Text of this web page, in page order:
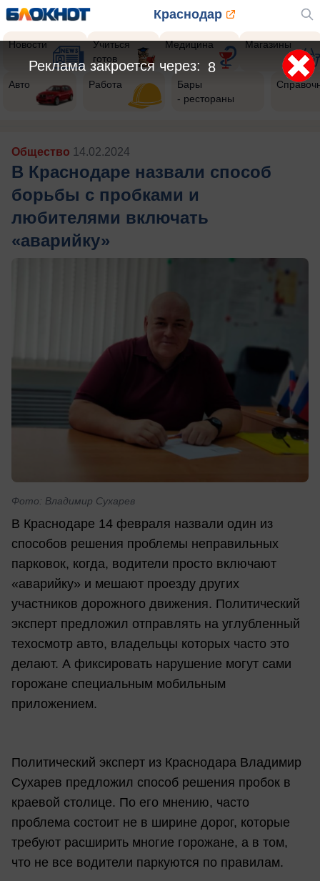
Краснодар
Новости
Учиться
готов
Медицина Магазины
Авто Работа
Бары
- рестораны
Общество 14.02.2024
В Краснодаре назвали способ
борьбы с пробками и
любителями включать
«аварийку»
Фото: Владимир Сухарев
В Краснодаре 14 февраля назвали один из
способов решения проблемы неправильных
парковок, когда, водители просто включают
«аварийку» и мешают проезду других
участников дорожного движения. Политический
эксперт предложил отправлять на углубленный
техосмотр авто, владельцы которых часто это
делают. А фиксировать нарушение могут сами
горожане специальным мобильным
приложением.
Политический эксперт из Краснодара Владимир
Сухарев предложил способ решения пробок в
краевой столице. По его мнению, часто
проблема состоит не в ширине дорог, которые
требуют расширить многие горожане, а в том,
что не все водители паркуются по правилам.
6
Реклама закроется через: